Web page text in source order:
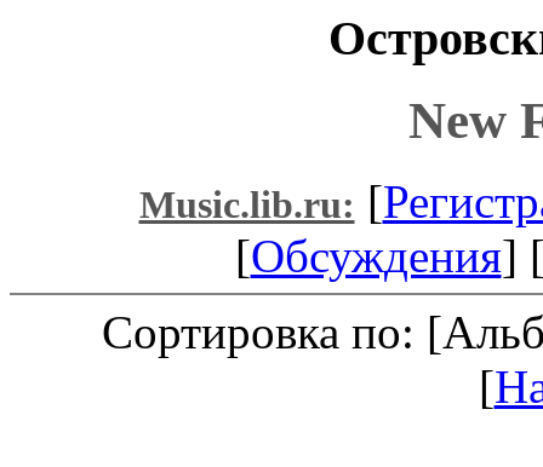
New
Music.lib.ru: [
[Обсуждения]
Сортировка по:
[